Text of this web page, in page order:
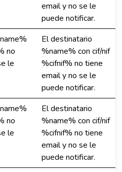
email y no se le
puede notificar.
no
le
El destinatario
%name% con cif/nif
%cifnif% no tiene
email y no se le
puede notificar.
no
le
El destinatario
%name% con cif/nif
%cifnif% no tiene
email y no se le
puede notificar.